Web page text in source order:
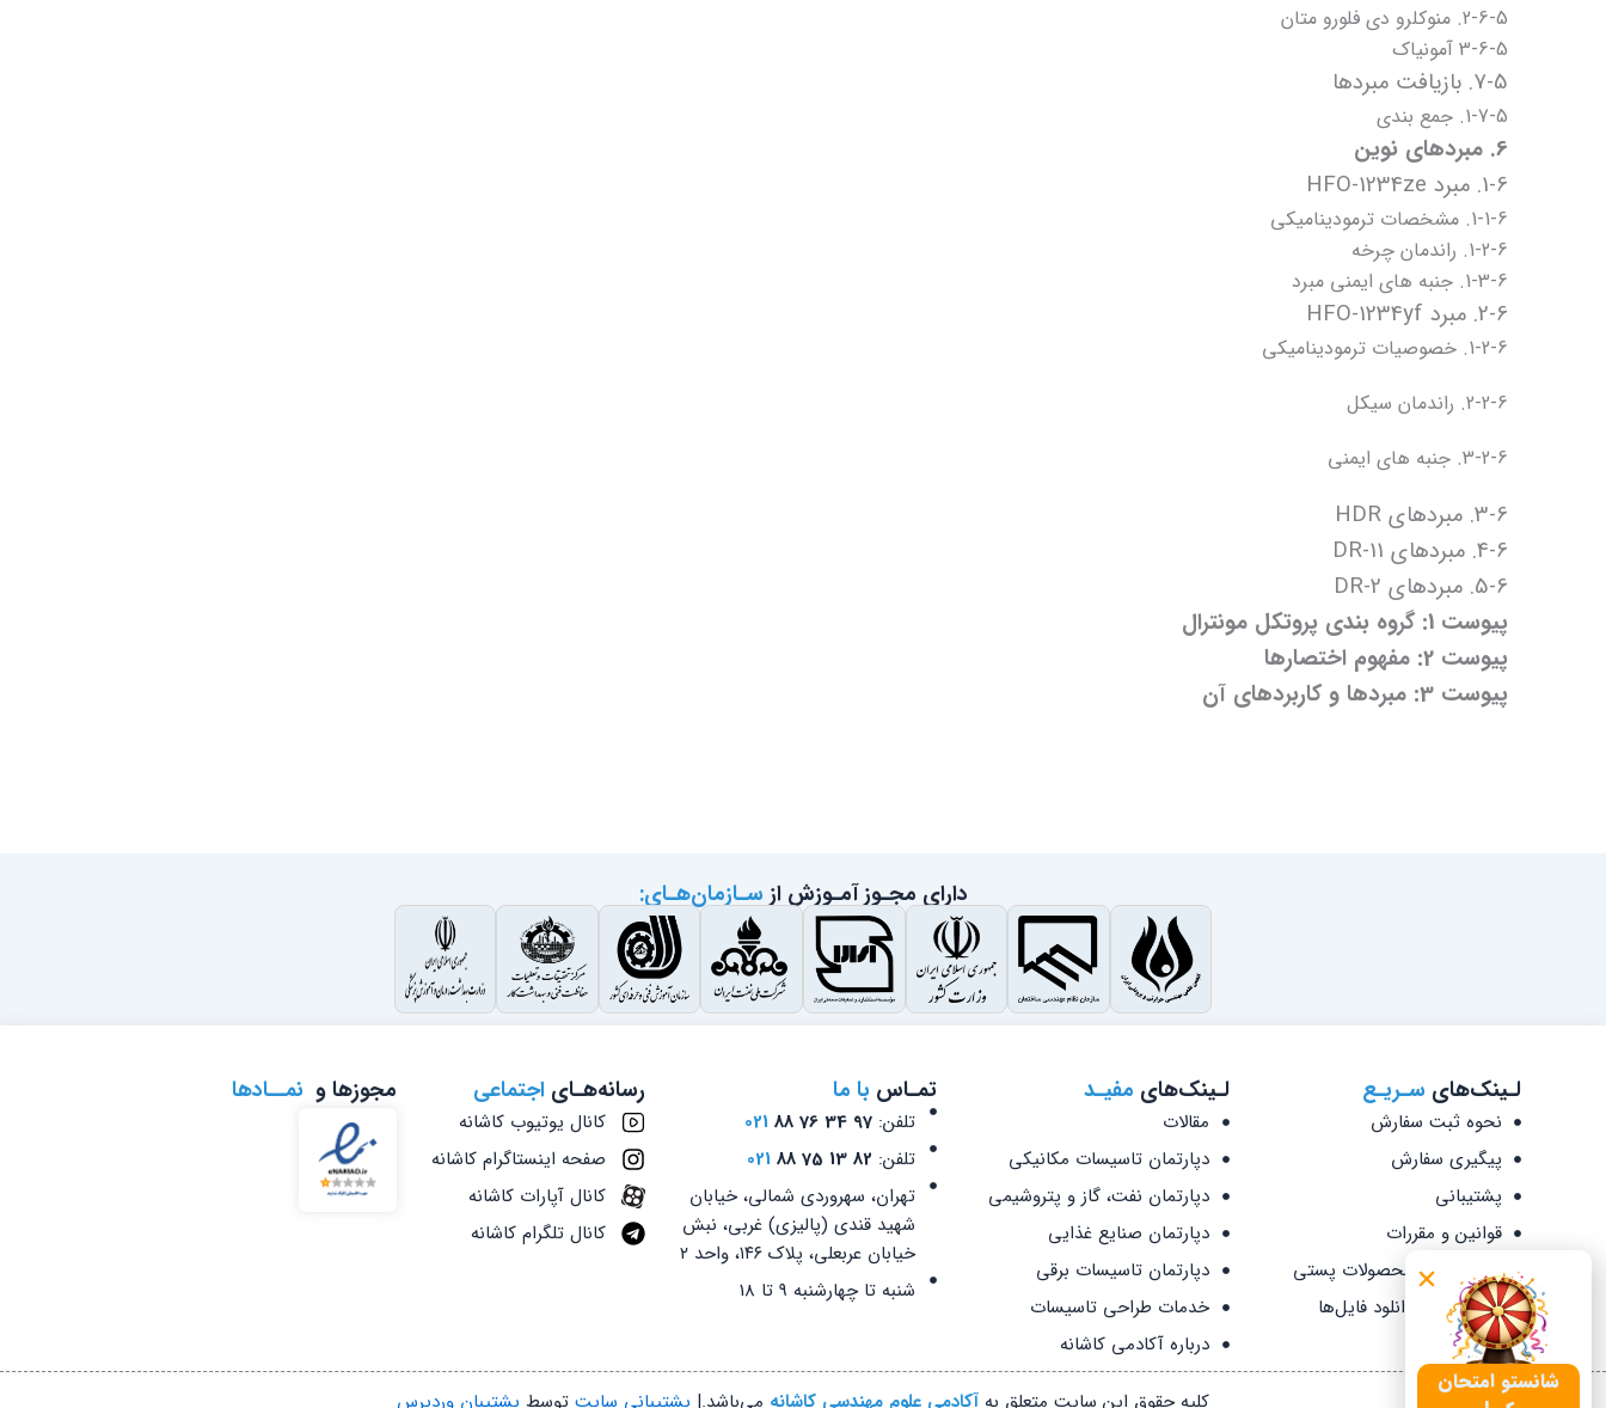
2-6-5. منوکلرو دی فلورو متان
3-6-5 آمونیاک
7-5. بازیافت مبردها
1-7-5. جمع بندی
6. مبردهای نوین
1-6. مبرد HFO-1234ze
1-1-6. مشخصات ترمودینامیکی
1-2-6. راندمان چرخه
1-3-6. جنبه های ایمنی مبرد
2-6. مبرد HFO-1234yf
1-2-6. خصوصیات ترمودینامیکی
2-2-6. راندمان سیکل
3-2-6. جنبه های ایمنی
3-6. مبردهای HDR
4-6. مبردهای DR-11
5-6. مبردهای DR-2
پیوست 1: گروه بندی پروتکل مونترال
پیوست 2: مفهوم اختصارها
پیوست 3: مبردها و کاربردهای آن
دارای مجـوز آمـوزش از سـازمان‌هـای:
لـینک‌های سـریـع
نحوه ثبت سفارش
پیگیری سفارش
پشتیبانی
قوانین و مقررات
نحوه ارسال محصولات پستی
دسترسی به دانلود فایل‌ها
لـینک‌های مفیـد
مقالات
دپارتمان تاسیسات مکانیکی
دپارتمان نفت، گاز و پتروشیمی
دپارتمان صنایع غذایی
دپارتمان تاسیسات برقی
خدمات طراحی تاسیسات
درباره آکادمی کاشانه
تمـاس با ما
تلفن:97 34 76 88
021
تلفن: 82 13 75 88
021
تهران، سهروردی شمالی، خیابان
شهید قندی (پالیزی) غربی، نبش
خیابان عربعلی، پلاک ۱۴۶، واحد ۲
شنبه تا چهارشنبه 9 تا 18
رسانه‌هـای اجتماعی
کانال یوتیوب کاشانه
صفحه اینستاگرام کاشانه
کانال آپارات کاشانه
کانال تلگرام کاشانه
مجوزها و نمــادها
کلیه حقوق این سایت متعلق به آکادمی علوم مهندسی کاشانه می‌باشد.| پشتیبانی سایت توسط پشتیبان وردپرس
شانستو امتحان